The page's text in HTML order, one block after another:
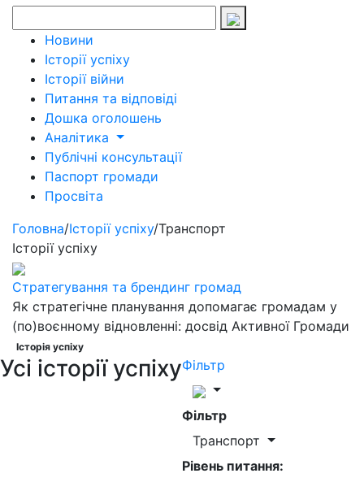
Новини
Історії успіху
Історії війни
Питання та відповіді
Дошка оголошень
Аналітика
Публічні консультації
Паспорт громади
Просвіта
Головна/Історії успіху/Транспорт
Історії успіху
Стратегування та брендинг громад
Як стратегічне планування допомагає громадам у
(по)воєнному відновленні: досвід Активної Громади
Історія успіху
Усі історії успіхуФільтр
Фільтр
Транспорт
Рівень питання: